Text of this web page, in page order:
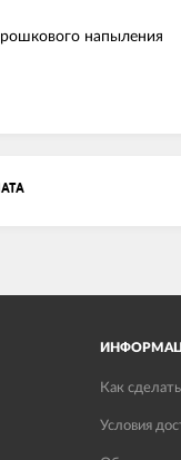
напыления
Как сделать
Условия